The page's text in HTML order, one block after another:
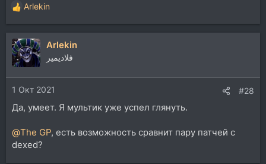
Р
е
а
к
ц
и
и
:
Arlekin
Arlekin
فلاديمير
1 Окт 2021 #28
Да, умеет. Я мультик уже успел глянуть.
@The GP, есть возможность сравнит пару патчей с
dexed?